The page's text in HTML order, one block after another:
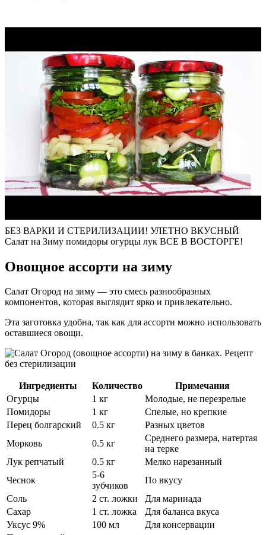
БЕЗ ВАРКИ И СТЕРИЛИЗАЦИИ! УЛЕТНО ВКУСНЫЙ
Салат на Зиму помидоры огурцы лук ВСЕ В ВОСТОРГЕ!
Овощное ассорти на зиму
Салат Огород на зиму — это смесь разнообразных
компонентов, которая выглядит ярко и привлекательно.
Эта заготовка удобна, так как для ассорти можно использовать
оставшиеся овощи.
Ингредиенты Количество
Примечания
Огурцы
1 кг
Молодые, не перезрелые
Помидоры
1 кг
Спелые, но крепкие
Перец болгарский
0.5 кг
Разных цветов
Морковь
0.5 кг
Среднего размера, натертая
на терке
Лук репчатый
0.5 кг
Мелко нарезанный
Чеснок
5-6
зубчиков
По вкусу
Соль
2 ст. ложки
Для маринада
Сахар
1 ст. ложка
Для баланса вкуса
Уксус 9%
100 мл
Для консервации